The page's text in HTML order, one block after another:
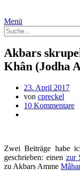
Menü
Akbars
Khân (Jodha
23. April 2017
von cpreckel
10 Kommentare
Zwei Beiträge habe
geschrieben: einen zur
zu Akbars Amme